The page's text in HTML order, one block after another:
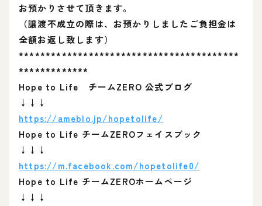
お預かりさせて頂きます。
（譲渡不成立の際は、お預かりしましたご負担金は
全額お返し致します）
*****************************************
*************
Hope to Life チームZERO 公式ブログ
↓↓↓
https://ameblo.jp/hopetolife/
Hope to Life チームZEROフェイスブック
↓↓↓
https://m.facebook.com/hopetolife0/
Hope to Life チームZEROホームページ
↓↓↓